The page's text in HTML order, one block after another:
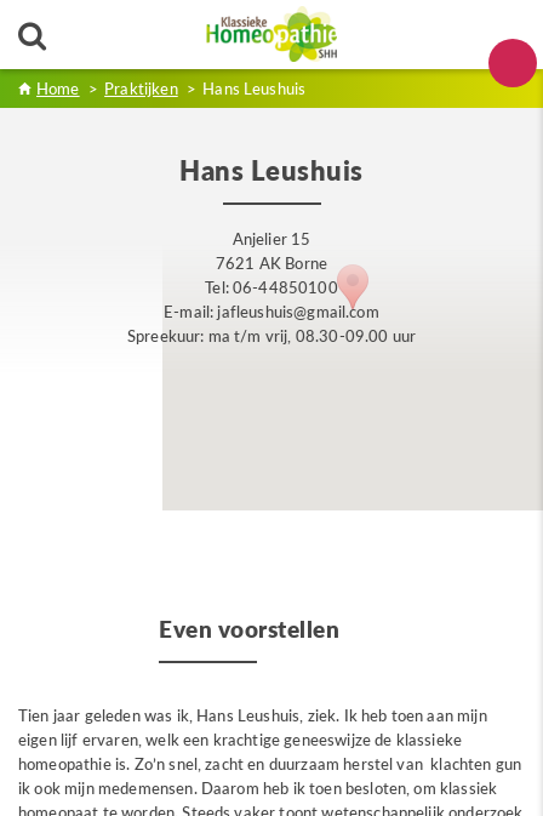
Home > Praktijken > Hans Leushuis
Hans Leushuis
Anjelier 15
7621 AK Borne
Tel: 06-44850100
E-mail: jafleushuis@gmail.com
Spreekuur: ma t/m vrij, 08.30-09.00 uur
Even voorstellen
Tien jaar geleden was ik, Hans Leushuis, ziek. Ik heb toen aan mijn
eigen lijf ervaren, welk een krachtige geneeswijze de klassieke
homeopathie is. Zo’n snel, zacht en duurzaam herstel van klachten gun
ik ook mijn medemensen. Daarom heb ik toen besloten, om klassiek